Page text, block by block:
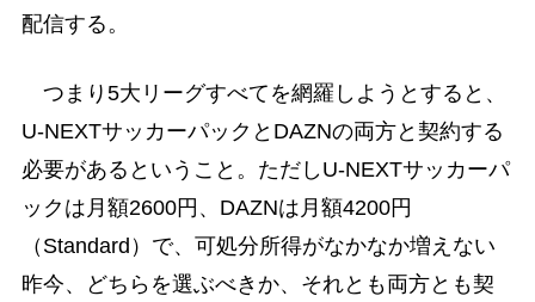
配信する。
つまり5大リーグすべてを網羅しようとすると、
U-NEXTサッカーパックとDAZNの両方と契約する
必要があるということ。ただしU-NEXTサッカーパ
ックは月額2600円、DAZNは月額4200円
（Standard）で、可処分所得がなかなか増えない
昨今、どちらを選ぶべきか、それとも両方とも契